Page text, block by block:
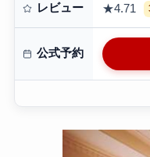
レビュー ★4.71
公式予約